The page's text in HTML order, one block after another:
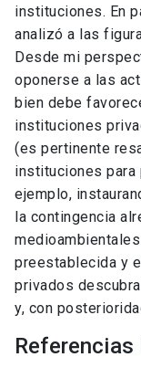
instituciones. En
analizó a las
Desde mi
oponerse a las
bien debe
instituciones
(es pertinente
instituciones para
ejemplo,
la contingencia
preestablecida y
privados
y, con